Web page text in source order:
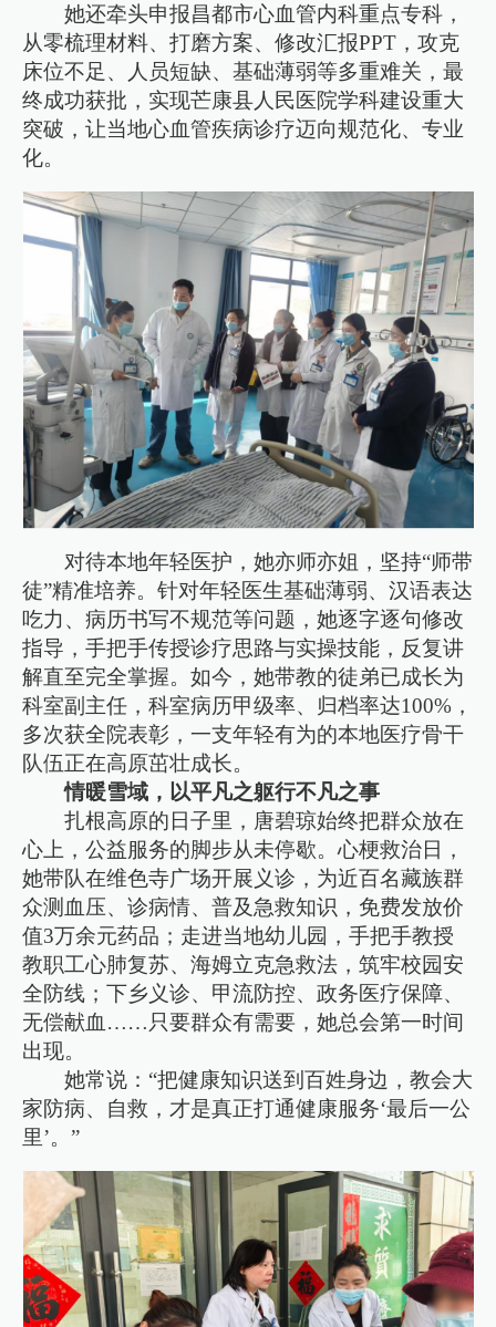
她还牵头申报昌都市心血管内科重点专科，
从零梳理材料、打磨方案、修改汇报PPT，攻克
床位不足、人员短缺、基础薄弱等多重难关，最
终成功获批，实现芒康县人民医院学科建设重大
突破，让当地心血管疾病诊疗迈向规范化、专业
化。
对待本地年轻医护，她亦师亦姐，坚持“师带
徒”精准培养。针对年轻医生基础薄弱、汉语表达
吃力、病历书写不规范等问题，她逐字逐句修改
指导，手把手传授诊疗思路与实操技能，反复讲
解直至完全掌握。如今，她带教的徒弟已成长为
科室副主任，科室病历甲级率、归档率达100%，
多次获全院表彰，一支年轻有为的本地医疗骨干
队伍正在高原茁壮成长。
情暖雪域，以平凡之躯行不凡之事
扎根高原的日子里，唐碧琼始终把群众放在
心上，公益服务的脚步从未停歇。心梗救治日，
她带队在维色寺广场开展义诊，为近百名藏族群
众测血压、诊病情、普及急救知识，免费发放价
值3万余元药品；走进当地幼儿园，手把手教授
教职工心肺复苏、海姆立克急救法，筑牢校园安
全防线；下乡义诊、甲流防控、政务医疗保障、
无偿献血……只要群众有需要，她总会第一时间
出现。
她常说：“把健康知识送到百姓身边，教会大
家防病、自救，才是真正打通健康服务‘最后一公
里’。”